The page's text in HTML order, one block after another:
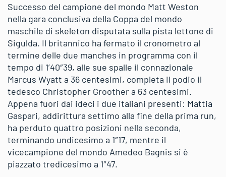
Successo del campione del mondo Matt Weston
nella gara conclusiva della Coppa del mondo
maschile di skeleton disputata sulla pista lettone di
Sigulda. Il britannico ha fermato il cronometro al
termine delle due manches in programma con il
tempo di 1’40″39, alle sue spalle il connazionale
Marcus Wyatt a 36 centesimi, completa il podio il
tedesco Christopher Groother a 63 centesimi.
Appena fuori dai ideci i due italiani presenti: Mattia
Gaspari, addirittura settimo alla fine della prima run,
ha perduto quattro posizioni nella seconda,
terminando undicesimo a 1″17, mentre il
vicecampione del mondo Amedeo Bagnis si è
piazzato tredicesimo a 1″47.